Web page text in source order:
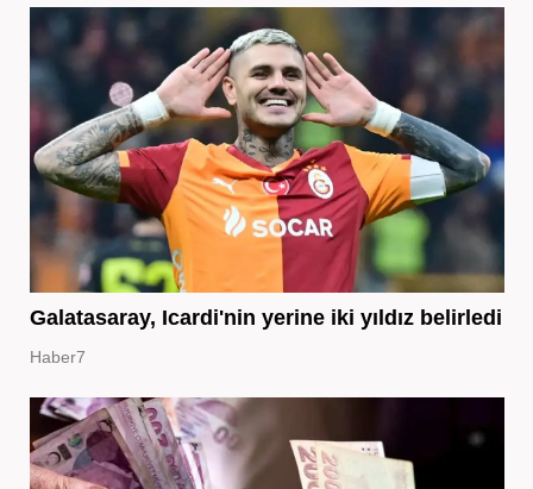
Galatasaray, Icardi'nin yerine iki yıldız belirledi
Haber7